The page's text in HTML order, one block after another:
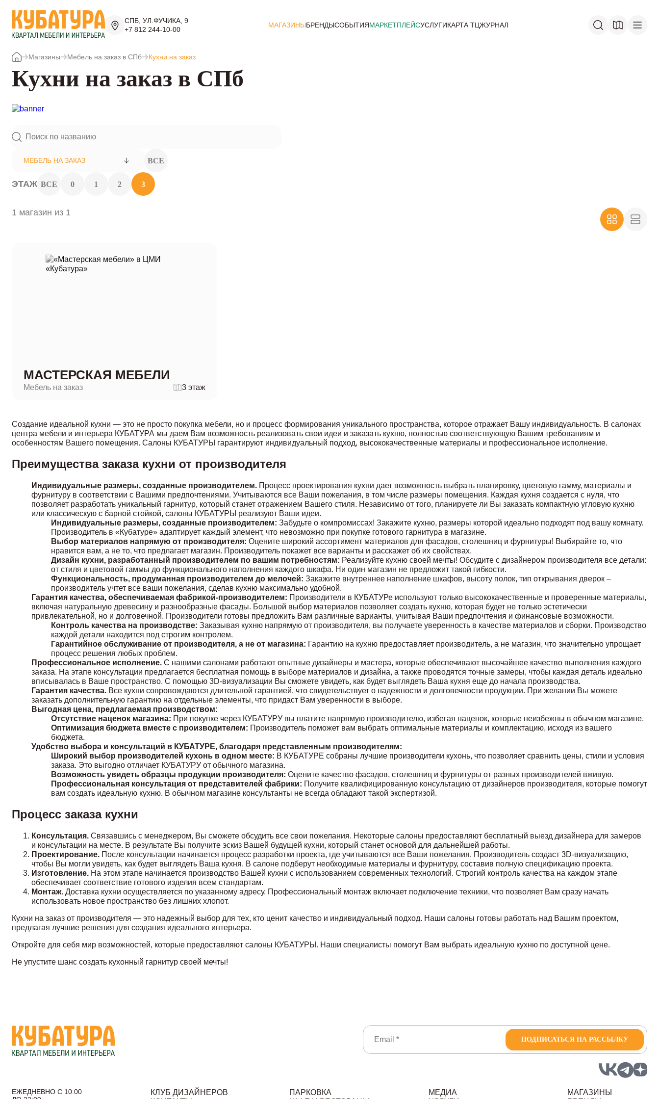
СПБ, УЛ.ФУЧИКА, 9
+7 812 244-10-00
МАГАЗИНЫБРЕНДЫСОБЫТИЯМАРКЕТПЛЕЙСУСЛУГИКАРТА ТЦЖУРНАЛ
Магазины Мебель на заказ в СПб Кухни на заказ
Кухни на заказ в СПб
МЕБЕЛЬ НА ЗАКАЗ ВСЕ
ЭТАЖ ВСЕ 0 1 2 3
1 магазин из 1
МАСТЕРСКАЯ МЕБЕЛИ
Мебель на заказ 3 этаж
Создание идеальной кухни — это не просто покупка мебели, но и процесс формирования уникального пространства, которое отражает Вашу индивидуальность. В салонах
центра мебели и интерьера КУБАТУРА мы даем Вам возможность реализовать свои идеи и заказать кухню, полностью соответствующую Вашим требованиям и
особенностям Вашего помещения. Салоны КУБАТУРЫ гарантируют индивидуальный подход, высококачественные материалы и профессиональное исполнение.
Преимущества заказа кухни от производителя
Индивидуальные размеры, созданные производителем. Процесс проектирования кухни дает возможность выбрать планировку, цветовую гамму, материалы и
фурнитуру в соответствии с Вашими предпочтениями. Учитываются все Ваши пожелания, в том числе размеры помещения. Каждая кухня создается с нуля, что
позволяет разработать уникальный гарнитур, который станет отражением Вашего стиля. Независимо от того, планируете ли Вы заказать компактную угловую кухню
или классическую с барной стойкой, салоны КУБАТУРЫ реализуют Ваши идеи.
Индивидуальные размеры, созданные производителем: Забудьте о компромиссах! Закажите кухню, размеры которой идеально подходят под вашу комнату.
Производитель в «Кубатуре» адаптирует каждый элемент, что невозможно при покупке готового гарнитура в магазине.
Выбор материалов напрямую от производителя: Оцените широкий ассортимент материалов для фасадов, столешниц и фурнитуры! Выбирайте то, что
нравится вам, а не то, что предлагает магазин. Производитель покажет все варианты и расскажет об их свойствах.
Дизайн кухни, разработанный производителем по вашим потребностям: Реализуйте кухню своей мечты! Обсудите с дизайнером производителя все детали:
от стиля и цветовой гаммы до функционального наполнения каждого шкафа. Ни один магазин не предложит такой гибкости.
Функциональность, продуманная производителем до мелочей: Закажите внутреннее наполнение шкафов, высоту полок, тип открывания дверок –
производитель учтет все ваши пожелания, сделав кухню максимально удобной.
Гарантия качества, обеспечиваемая фабрикой-производителем: Производители в КУБАТУРе используют только высококачественные и проверенные материалы,
включая натуральную древесину и разнообразные фасады. Большой выбор материалов позволяет создать кухню, которая будет не только эстетически
привлекательной, но и долговечной. Производители готовы предложить Вам различные варианты, учитывая Ваши предпочтения и финансовые возможности.
Контроль качества на производстве: Заказывая кухню напрямую от производителя, вы получаете уверенность в качестве материалов и сборки. Производство
каждой детали находится под строгим контролем.
Гарантийное обслуживание от производителя, а не от магазина: Гарантию на кухню предоставляет производитель, а не магазин, что значительно упрощает
процесс решения любых проблем.
Профессиональное исполнение. С нашими салонами работают опытные дизайнеры и мастера, которые обеспечивают высочайшее качество выполнения каждого
заказа. На этапе консультации предлагается бесплатная помощь в выборе материалов и дизайна, а также проводятся точные замеры, чтобы каждая деталь идеально
вписывалась в Ваше пространство. С помощью 3D-визуализации Вы сможете увидеть, как будет выглядеть Ваша кухня еще до начала производства.
Гарантия качества. Все кухни сопровождаются длительной гарантией, что свидетельствует о надежности и долговечности продукции. При желании Вы можете
заказать дополнительную гарантию на отдельные элементы, что придаст Вам уверенности в выборе.
Выгодная цена, предлагаемая производством:
Отсутствие наценок магазина: При покупке через КУБАТУРУ вы платите напрямую производителю, избегая наценок, которые неизбежны в обычном магазине.
Оптимизация бюджета вместе с производителем: Производитель поможет вам выбрать оптимальные материалы и комплектацию, исходя из вашего
бюджета.
Удобство выбора и консультаций в КУБАТУРЕ, благодаря представленным производителям:
Широкий выбор производителей кухонь в одном месте: В КУБАТУРЕ собраны лучшие производители кухонь, что позволяет сравнить цены, стили и условия
заказа. Это выгодно отличает КУБАТУРУ от обычного магазина.
Возможность увидеть образцы продукции производителя: Оцените качество фасадов, столешниц и фурнитуры от разных производителей вживую.
Профессиональная консультация от представителей фабрики: Получите квалифицированную консультацию от дизайнеров производителя, которые помогут
вам создать идеальную кухню. В обычном магазине консультанты не всегда обладают такой экспертизой.
Процесс заказа кухни
Консультация. Связавшись с менеджером, Вы сможете обсудить все свои пожелания. Некоторые салоны предоставляют бесплатный выезд дизайнера для замеров
и консультации на месте. В результате Вы получите эскиз Вашей будущей кухни, который станет основой для дальнейшей работы.
Проектирование. После консультации начинается процесс разработки проекта, где учитываются все Ваши пожелания. Производитель создаст 3D-визуализацию,
чтобы Вы могли увидеть, как будет выглядеть Ваша кухня. В салоне подберут необходимые материалы и фурнитуру, составив полную спецификацию проекта.
Изготовление. На этом этапе начинается производство Вашей кухни с использованием современных технологий. Строгий контроль качества на каждом этапе
обеспечивает соответствие готового изделия всем стандартам.
Монтаж. Доставка кухни осуществляется по указанному адресу. Профессиональный монтаж включает подключение техники, что позволяет Вам сразу начать
использовать новое пространство без лишних хлопот.
Кухни на заказ от производителя — это надежный выбор для тех, кто ценит качество и индивидуальный подход. Наши салоны готовы работать над Вашим проектом,
предлагая лучшие решения для создания идеального интерьера.
Откройте для себя мир возможностей, которые предоставляют салоны КУБАТУРЫ. Наши специалисты помогут Вам выбрать идеальную кухню по доступной цене.
Не упустите шанс создать кухонный гарнитур своей мечты!
ПОДПИСАТЬСЯ НА РАССЫЛКУ
ЕЖЕДНЕВНО С 10:00
КЛУБ ДИЗАЙНЕРОВ
ПАРКОВКА
МЕДИА
МАГАЗИНЫ